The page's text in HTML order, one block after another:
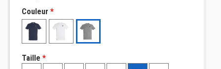
Couleur *
Taille *